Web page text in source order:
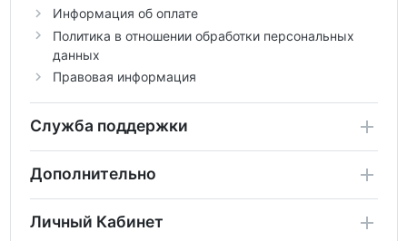
Информация об оплате
Политика в отношении обработки персональных
данных
Правовая информация
Служба поддержки
Дополнительно
Личный Кабинет